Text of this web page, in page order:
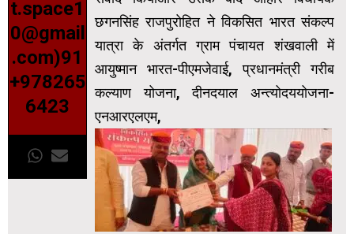
t.space1
0@gmail
.com)91
+978265
6423
छगनसिंह राजपुरोहित ने विकसित भारत संकल्प
यात्रा के अंतर्गत ग्राम पंचायत शंखवाली में
आयुष्मान भारत-पीएमजेवाई, प्रधानमंत्री गरीब
कल्याण योजना, दीनदयाल अन्त्योदययोजना-
एनआरएलएम,